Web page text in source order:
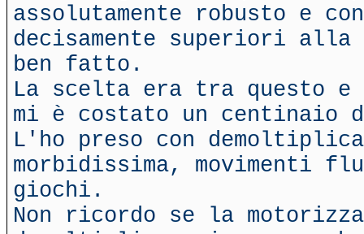
assolutamente robusto e
decisamente superiori alla
ben fatto.
La scelta era tra questo
mi è costato un centinaio
L'ho preso con
morbidissima, movimenti
giochi.
Non ricordo se la